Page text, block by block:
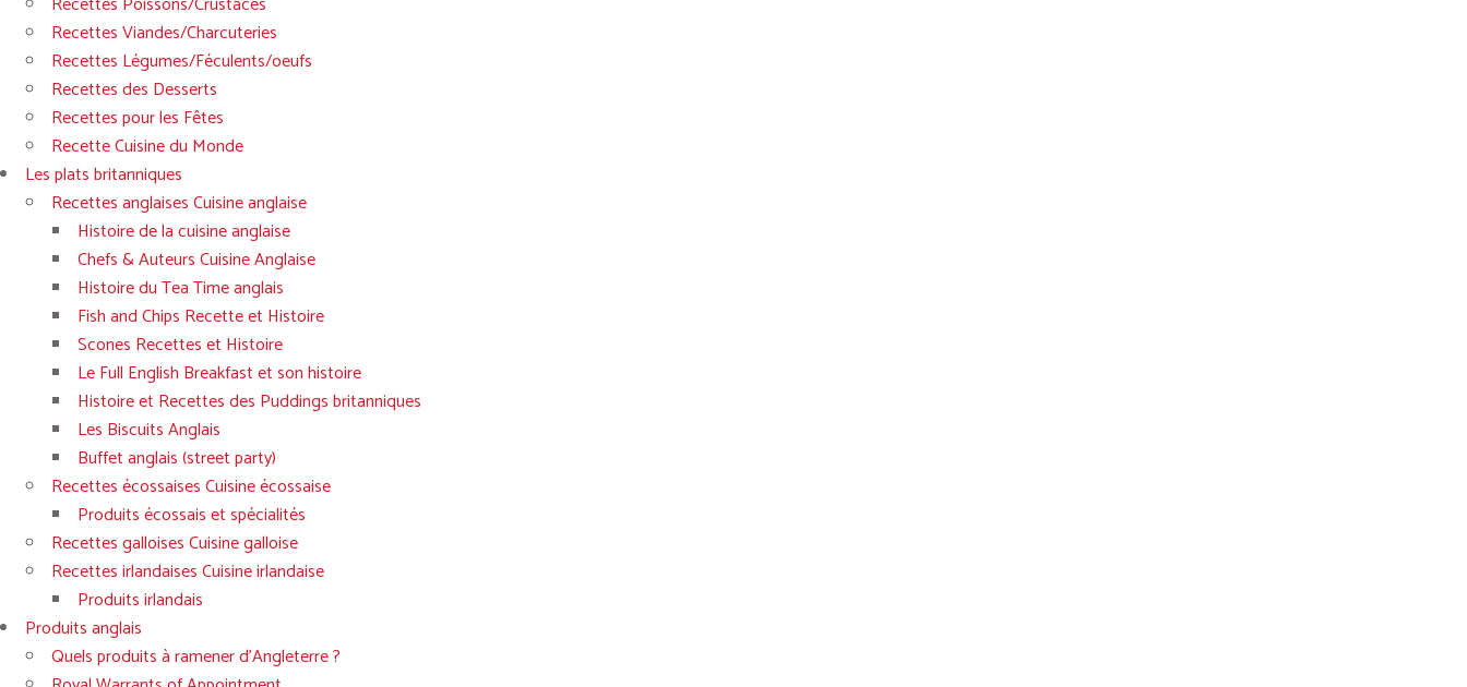
Recettes Viandes/Charcuteries
Recettes Légumes/Féculents/oeufs
Recettes des Desserts
Recettes pour les Fêtes
Recette Cuisine du Monde
Les plats britanniques
Recettes anglaises Cuisine anglaise
Histoire de la cuisine anglaise
Chefs & Auteurs Cuisine Anglaise
Histoire du Tea Time anglais
Fish and Chips Recette et Histoire
Scones Recettes et Histoire
Le Full English Breakfast et son histoire
Histoire et Recettes des Puddings britanniques
Les Biscuits Anglais
Buffet anglais (street party)
Recettes écossaises Cuisine écossaise
Produits écossais et spécialités
Recettes galloises Cuisine galloise
Recettes irlandaises Cuisine irlandaise
Produits irlandais
Produits anglais
Quels produits à ramener d’Angleterre ?